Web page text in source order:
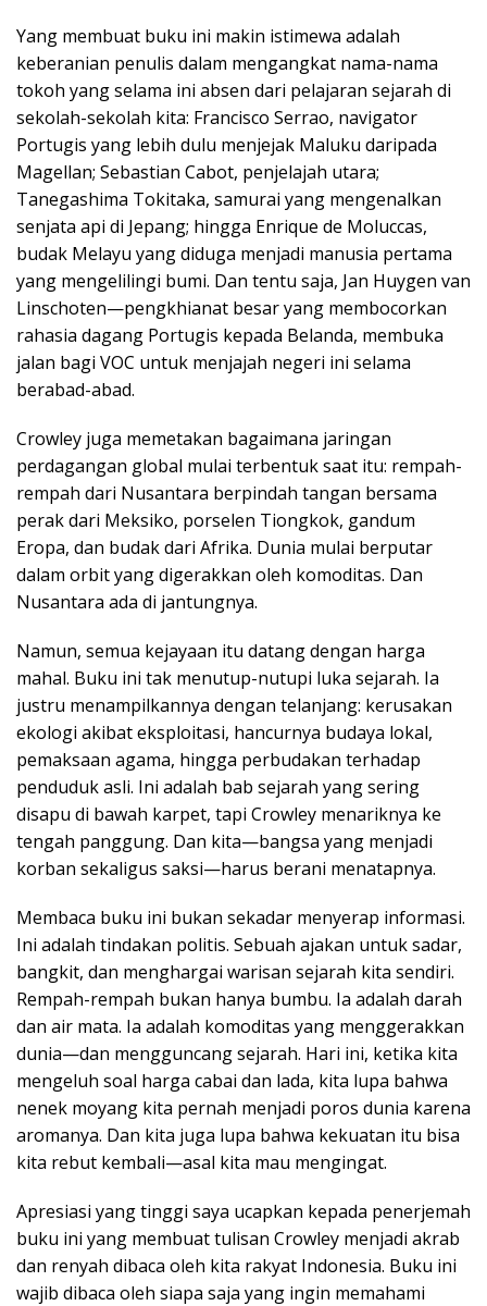
Yang membuat buku ini makin istimewa adalah
keberanian penulis dalam mengangkat nama-nama
tokoh yang selama ini absen dari pelajaran sejarah di
sekolah-sekolah kita: Francisco Serrao, navigator
Portugis yang lebih dulu menjejak Maluku daripada
Magellan; Sebastian Cabot, penjelajah utara;
Tanegashima Tokitaka, samurai yang mengenalkan
senjata api di Jepang; hingga Enrique de Moluccas,
budak Melayu yang diduga menjadi manusia pertama
yang mengelilingi bumi. Dan tentu saja, Jan Huygen van
Linschoten—pengkhianat besar yang membocorkan
rahasia dagang Portugis kepada Belanda, membuka
jalan bagi VOC untuk menjajah negeri ini selama
berabad-abad.
Crowley juga memetakan bagaimana jaringan
perdagangan global mulai terbentuk saat itu: rempah-
rempah dari Nusantara berpindah tangan bersama
perak dari Meksiko, porselen Tiongkok, gandum
Eropa, dan budak dari Afrika. Dunia mulai berputar
dalam orbit yang digerakkan oleh komoditas. Dan
Nusantara ada di jantungnya.
Namun, semua kejayaan itu datang dengan harga
mahal. Buku ini tak menutup-nutupi luka sejarah. Ia
justru menampilkannya dengan telanjang: kerusakan
ekologi akibat eksploitasi, hancurnya budaya lokal,
pemaksaan agama, hingga perbudakan terhadap
penduduk asli. Ini adalah bab sejarah yang sering
disapu di bawah karpet, tapi Crowley menariknya ke
tengah panggung. Dan kita—bangsa yang menjadi
korban sekaligus saksi—harus berani menatapnya.
Membaca buku ini bukan sekadar menyerap informasi.
Ini adalah tindakan politis. Sebuah ajakan untuk sadar,
bangkit, dan menghargai warisan sejarah kita sendiri.
Rempah-rempah bukan hanya bumbu. Ia adalah darah
dan air mata. Ia adalah komoditas yang menggerakkan
dunia—dan mengguncang sejarah. Hari ini, ketika kita
mengeluh soal harga cabai dan lada, kita lupa bahwa
nenek moyang kita pernah menjadi poros dunia karena
aromanya. Dan kita juga lupa bahwa kekuatan itu bisa
kita rebut kembali—asal kita mau mengingat.
Apresiasi yang tinggi saya ucapkan kepada penerjemah
buku ini yang membuat tulisan Crowley menjadi akrab
dan renyah dibaca oleh kita rakyat Indonesia. Buku ini
wajib dibaca oleh siapa saja yang ingin memahami